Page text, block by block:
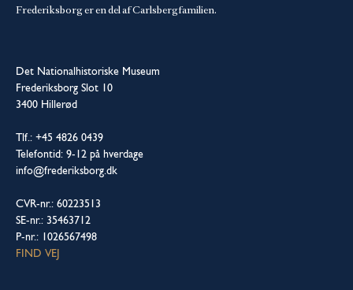
Frederiksborg er en del af Carlsbergfamilien.
Det Nationalhistoriske Museum
Frederiksborg Slot 10
3400 Hillerød
Tlf.: +45 4826 0439
Telefontid: 9-12 på hverdage
info@frederiksborg.dk
CVR-nr.: 60223513
SE-nr.: 35463712
P-nr.: 1026567498
FIND VEJ